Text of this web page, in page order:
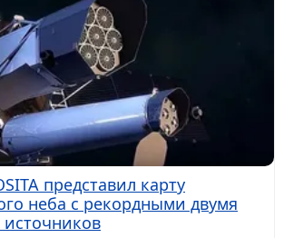
представил карту
неба с рекордными двумя